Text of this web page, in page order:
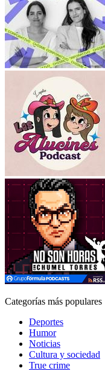
Categorías más populares
Deportes
Humor
Noticias
Cultura y sociedad
True crime